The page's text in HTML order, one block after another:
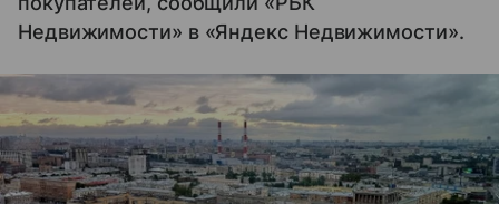
Недвижимости» в «Яндекс Недвижимости».